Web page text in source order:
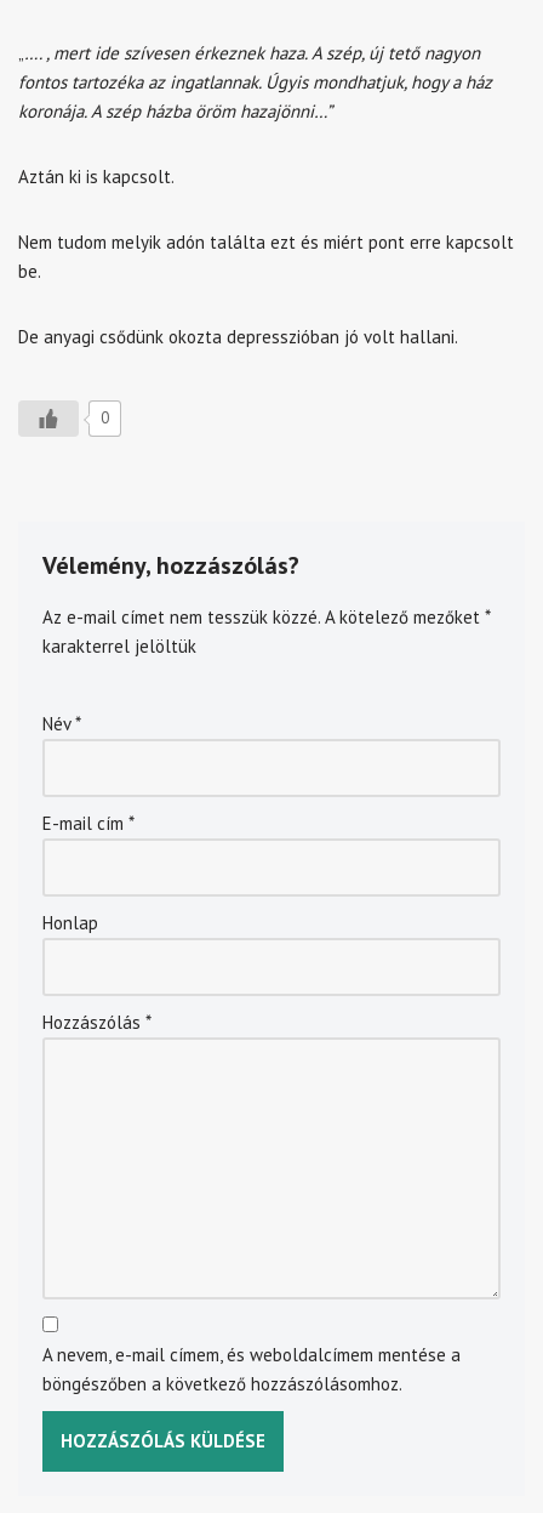
„…. , mert ide szívesen érkeznek haza. A szép, új tető nagyon
fontos tartozéka az ingatlannak. Úgyis mondhatjuk, hogy a ház
koronája. A szép házba öröm hazajönni…”
Aztán ki is kapcsolt.
Nem tudom melyik adón találta ezt és miért pont erre kapcsolt
be.
De anyagi csődünk okozta depresszióban jó volt hallani.
0
Vélemény, hozzászólás?
Az e-mail címet nem tesszük közzé. A kötelező mezőket *
karakterrel jelöltük
Név*
E-mail cím *
Honlap
Hozzászólás *
A nevem, e-mail címem, és weboldalcímem mentése a
böngészőben a következő hozzászólásomhoz.